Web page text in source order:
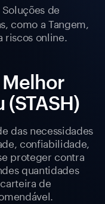
Soluções de
como a Tangem,
riscos online.
das necessidades
confiabilidade,
proteger contra
quantidades
de